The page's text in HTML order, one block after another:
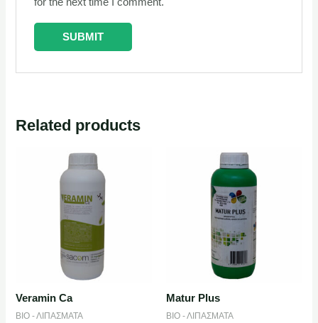
for the next time I comment.
Related products
Veramin Ca
ΒΙΟ - ΛΙΠΑΣΜΑΤΑ
Matur Plus
ΒΙΟ - ΛΙΠΑΣΜΑΤΑ